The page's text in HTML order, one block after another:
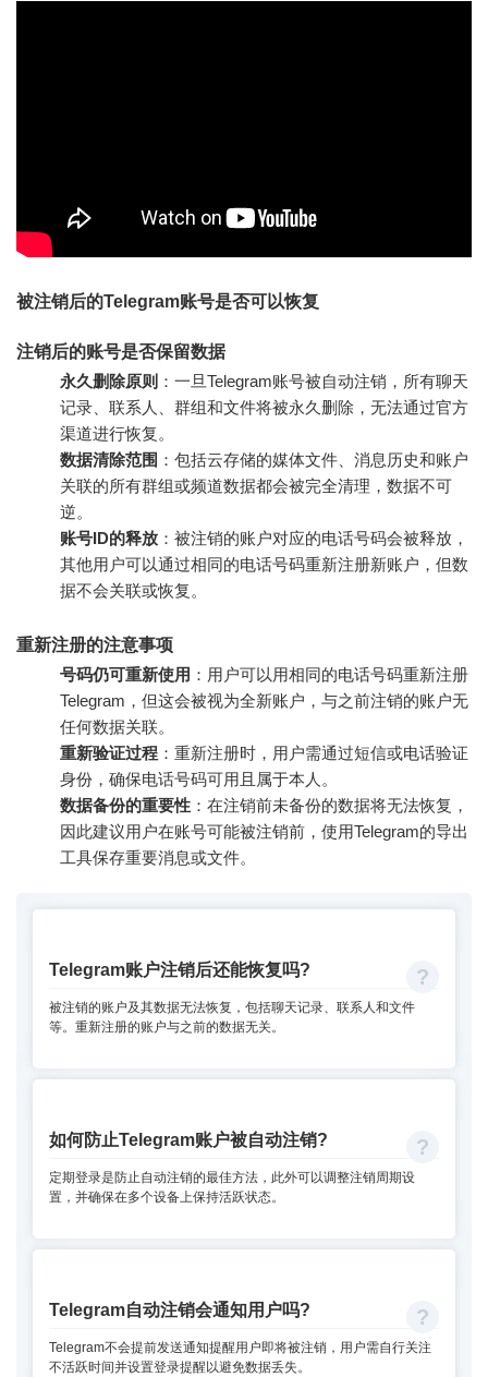
被注销后的Telegram账号是否可以恢复
注销后的账号是否保留数据
永久删除原则 ：一旦Telegram账号被自动注销，所有聊天
记录、联系人、群组和文件将被永久删除，无法通过官方
渠道进行恢复。
数据清除范围 ：包括云存储的媒体文件、消息历史和账户
关联的所有群组或频道数据都会被完全清理，数据不可
逆。
账号ID的释放 ：被注销的账户对应的电话号码会被释放，
其他用户可以通过相同的电话号码重新注册新账户，但数
据不会关联或恢复。
重新注册的注意事项
号码仍可重新使用 ：用户可以用相同的电话号码重新注册
Telegram，但这会被视为全新账户，与之前注销的账户无
任何数据关联。
重新验证过程 ：重新注册时，用户需通过短信或电话验证
身份，确保电话号码可用且属于本人。
数据备份的重要性 ：在注销前未备份的数据将无法恢复，
因此建议用户在账号可能被注销前，使用Telegram的导出
工具保存重要消息或文件。
Telegram账户注销后还能恢复吗?
被注销的账户及其数据无法恢复，包括聊天记录、联系人和文件
等。重新注册的账户与之前的数据无关。
如何防止Telegram账户被自动注销?
定期登录是防止自动注销的最佳方法，此外可以调整注销周期设
置，并确保在多个设备上保持活跃状态。
Telegram自动注销会通知用户吗?
Telegram不会提前发送通知提醒用户即将被注销，用户需自行关注
不活跃时间并设置登录提醒以避免数据丢失。